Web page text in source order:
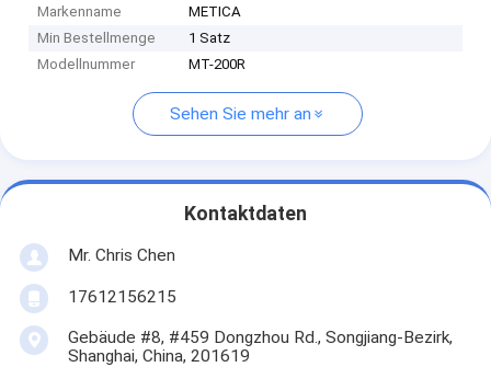
Markenname
METICA
Min Bestellmenge
1 Satz
Modellnummer
MT-200R
Sehen Sie mehr an
Kontaktdaten
Mr. Chris Chen
17612156215
Gebäude #8, #459 Dongzhou Rd., Songjiang-Bezirk,
Shanghai, China, 201619